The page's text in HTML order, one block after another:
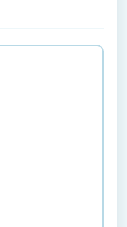
内容、見積内容